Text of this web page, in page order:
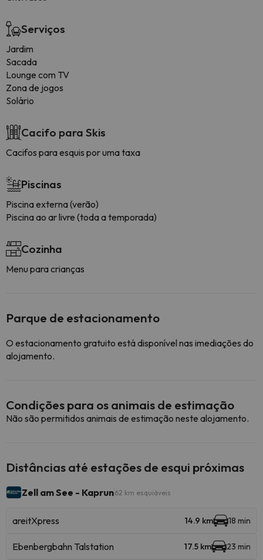
Serviços
Jardim
Sacada
Lounge com TV
Zona de jogos
Solário
Cacifo para Skis
Cacifos para esquis por uma taxa
Piscinas
Piscina externa (verão)
Piscina ao ar livre (toda a temporada)
Cozinha
Menu para crianças
Parque de estacionamento
O estacionamento gratuito está disponível nas imediações do
alojamento.
Condições para os animais de estimação
Não são permitidos animais de estimação neste alojamento.
Distâncias até estações de esqui próximas
Zell am See - Kaprun62 km esquiáveis
areitXpress 14.9 km 18 min
Ebenbergbahn Talstation 17.5 km 23 min